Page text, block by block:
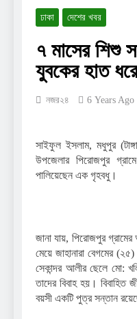
ঢাকা দেশের খবর
৭ মাসের শিশু
যুবকের হাত
নজর২৪ 6 Years Ago
সাইফুল ইসলাম, মধুপুর
উপজেলার পিরোজপুর
পালিয়েছেন এক গৃহবধু।
জানা যায়, পিরোজপুর
মেয়ে জাহানারা বেগমের
সেকান্দর আলীর ছেলে মো:
তাদের বিবাহ হয়। বিবাহিত
বয়সী একটি পুত্র সন্তান